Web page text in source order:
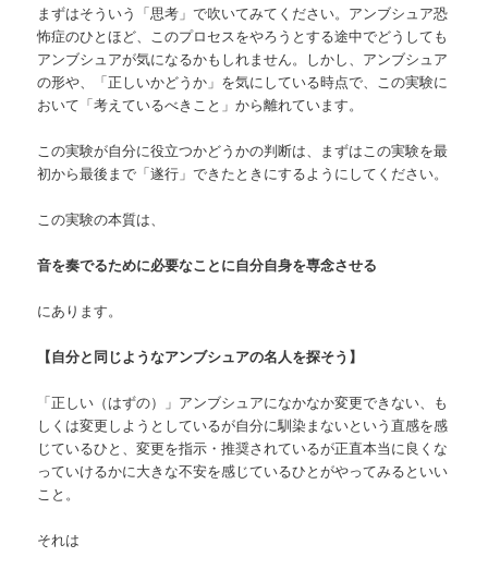
まずはそういう「思考」で吹いてみてください。アンブシュア恐
怖症のひとほど、このプロセスをやろうとする途中でどうしても
アンブシュアが気になるかもしれません。しかし、アンブシュア
の形や、「正しいかどうか」を気にしている時点で、この実験に
おいて「考えているべきこと」から離れています。
この実験が自分に役立つかどうかの判断は、まずはこの実験を最
初から最後まで「遂行」できたときにするようにしてください。
この実験の本質は、
音を奏でるために必要なことに自分自身を専念させる
にあります。
【自分と同じようなアンブシュアの名人を探そう】
「正しい（はずの）」アンブシュアになかなか変更できない、も
しくは変更しようとしているが自分に馴染まないという直感を感
じているひと、変更を指示・推奨されているが正直本当に良くな
っていけるかに大きな不安を感じているひとがやってみるといい
こと。
それは